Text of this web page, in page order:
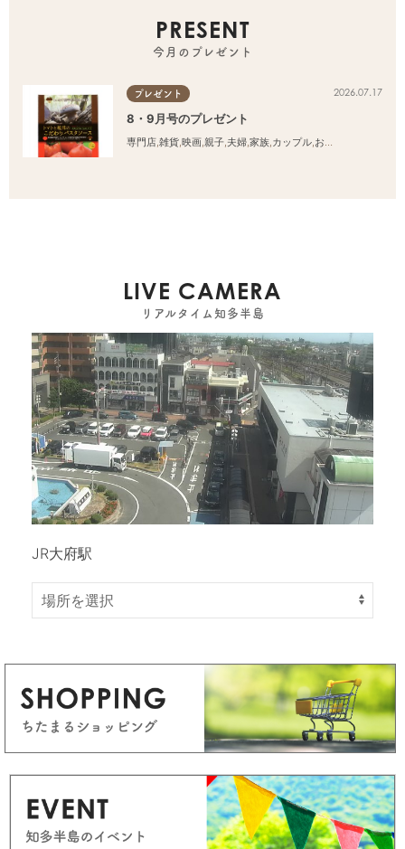
PRESENT
今月のプレゼント
プレゼント 2026.07.17
8・9月号のプレゼント
専門店 雑貨 映画 親子 夫婦 家族 カップル おひとりさま
LIVE CAMERA
リアルタイム知多半島
JR大府駅